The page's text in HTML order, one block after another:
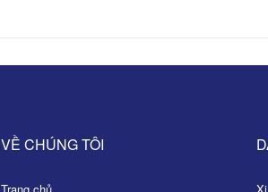
VỀ CHÚNG TÔI